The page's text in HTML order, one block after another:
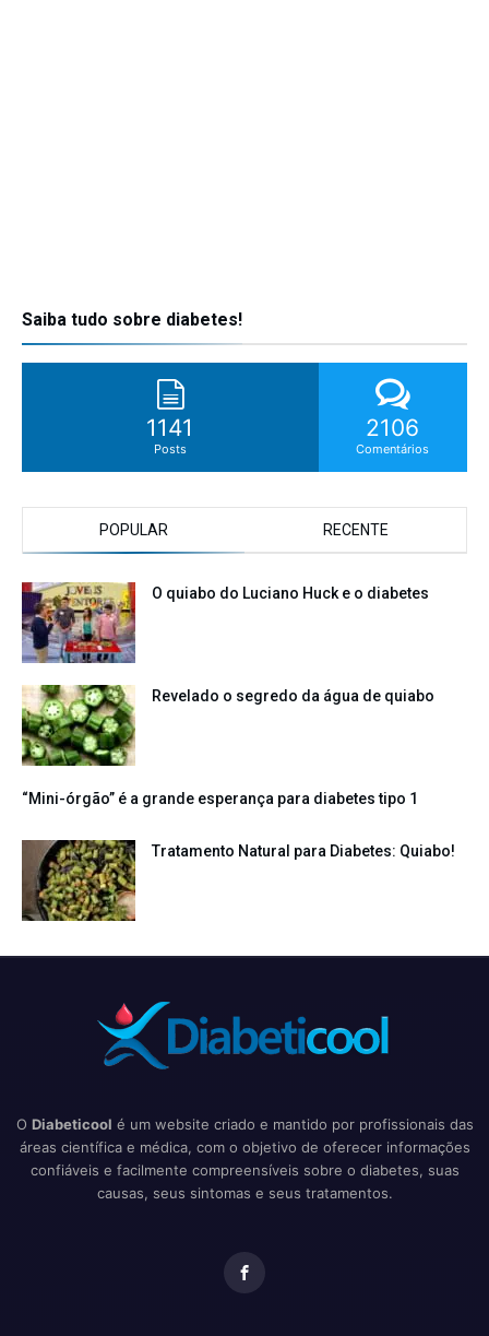
Saiba tudo sobre diabetes!
1141
Posts
2106
Comentários
POPULAR RECENTE
O quiabo do Luciano Huck e o diabetes
Revelado o segredo da água de quiabo
“Mini-órgão” é a grande esperança para diabetes tipo 1
Tratamento Natural para Diabetes: Quiabo!
O Diabeticool é um website criado e mantido por profissionais das
áreas científica e médica, com o objetivo de oferecer informações
confiáveis e facilmente compreensíveis sobre o diabetes, suas
causas, seus sintomas e seus tratamentos.